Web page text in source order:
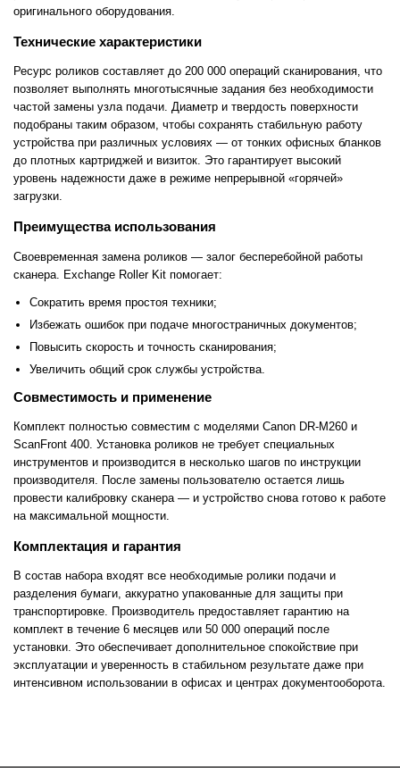
оригинального оборудования.
Технические характеристики
Ресурс роликов составляет до 200 000 операций сканирования, что
позволяет выполнять многотысячные задания без необходимости
частой замены узла подачи. Диаметр и твердость поверхности
подобраны таким образом, чтобы сохранять стабильную работу
устройства при различных условиях — от тонких офисных бланков
до плотных картриджей и визиток. Это гарантирует высокий
уровень надежности даже в режиме непрерывной «горячей»
загрузки.
Преимущества использования
Своевременная замена роликов — залог бесперебойной работы
сканера. Exchange Roller Kit помогает:
Сократить время простоя техники;
Избежать ошибок при подаче многостраничных документов;
Повысить скорость и точность сканирования;
Увеличить общий срок службы устройства.
Совместимость и применение
Комплект полностью совместим с моделями Canon DR-M260 и
ScanFront 400. Установка роликов не требует специальных
инструментов и производится в несколько шагов по инструкции
производителя. После замены пользователю остается лишь
провести калибровку сканера — и устройство снова готово к работе
на максимальной мощности.
Комплектация и гарантия
В состав набора входят все необходимые ролики подачи и
разделения бумаги, аккуратно упакованные для защиты при
транспортировке. Производитель предоставляет гарантию на
комплект в течение 6 месяцев или 50 000 операций после
установки. Это обеспечивает дополнительное спокойствие при
эксплуатации и уверенность в стабильном результате даже при
интенсивном использовании в офисах и центрах документооборота.